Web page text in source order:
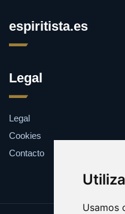
Usamos
espiritista.es
Legal
Legal
Cookies
Contacto